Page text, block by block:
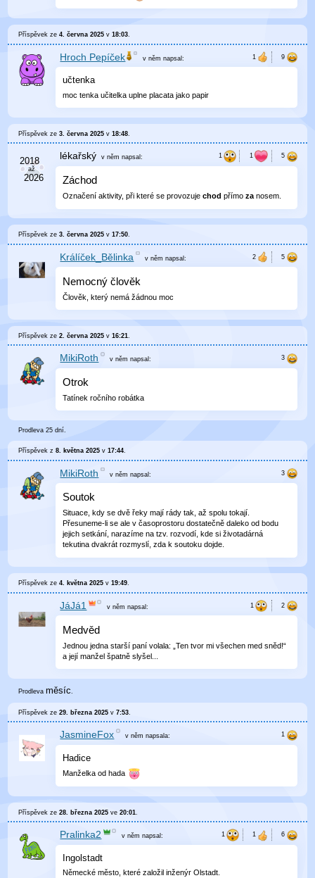
Příspěvek ze4. června 2025 v18:03
Hroch Pepíček v němnapsal:
učtenka
moc tenka učitelka uplne placata jako papir
Příspěvek ze3. června 2025 v18:48
lékařský v něm napsal:
Záchod
Označení aktivity, při které se provozujechod přímoza nosem.
Příspěvek ze3. června 2025 v17:50.
Králíček_Bělinka v němnapsal:
Nemocný člověk
Člověk, který nemá žádnou moc
Příspěvek ze2. června 2025 v16:21
MikiRoth v němnapsal:
Otrok
Tatínek ročního robátka
Prodleva 25 dní.
Příspěvek z8. května 2025 v17:44
MikiRoth v němnapsal:
Soutok
Situace, kdy se dvě řeky mají rády tak, až spolu tokají.
Přesuneme-li se ale v časoprostoru dostatečně daleko od bodu
jejich setkání, narazíme na tzv. rozvodí, kde si životadárná
tekutina dvakrát rozmyslí, zda k soutoku dojde.
Příspěvek ze4. května 2025 v19:49.
JáJá1 v něm napsal:
Medvěd
Jednou jedna starší paní volala: „Ten tvor mi všechen med sněd!“
a její manžel špatně slyšel...
Prodleva měsíc
Příspěvek ze29. března 2025 v7:53
JasmineFox v němnapsala:
Hadice
Manželka od hada
Příspěvek ze28. března 2025 ve20:01
Pralinka2 v něm napsal:
Ingolstadt
Německé město, které založil inženýr Olstadt.